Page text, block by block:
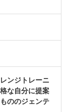
ンジトレーニ
な自分に提案
ののジェンテ